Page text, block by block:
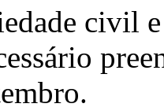
civil